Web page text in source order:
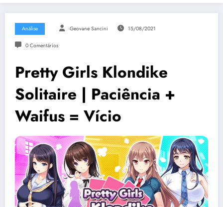
Análise Geovane Sancini 15/08/2021
0 Comentários
Pretty Girls Klondike
Solitaire | Paciência +
Waifus = Vício